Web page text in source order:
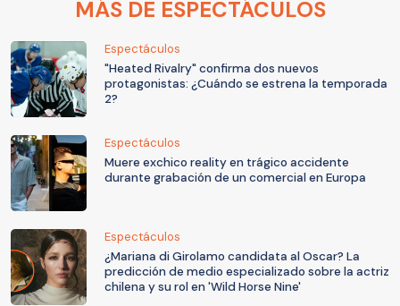
MÁS DE ESPECTÁCULOS
Espectáculos
"Heated Rivalry" confirma dos nuevos
protagonistas: ¿Cuándo se estrena la temporada
2?
Espectáculos
Muere exchico reality en trágico accidente
durante grabación de un comercial en Europa
Espectáculos
¿Mariana di Girolamo candidata al Oscar? La
predicción de medio especializado sobre la actriz
chilena y su rol en 'Wild Horse Nine'